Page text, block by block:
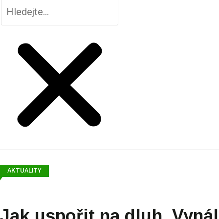
AKTUALITY